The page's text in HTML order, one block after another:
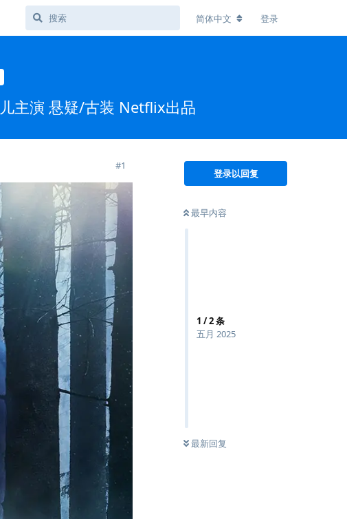
简体中文 登录
主演 悬疑/古装 Netflix出品
登录以回复
最早内容
1 /2条
五月 2025
最新回复
#1